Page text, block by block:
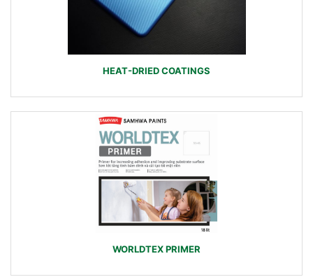
HEAT-DRIED COATINGS
WORLDTEX PRIMER